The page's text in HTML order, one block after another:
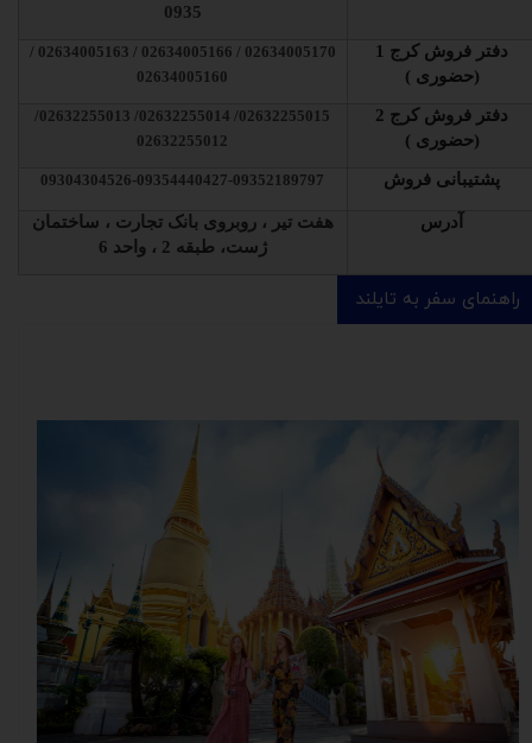
0935
دفتر فروش کرج 1
(حضوری )
02634005170 / 02634005166 / 02634005163 /
02634005160
دفتر فروش کرج 2
(حضوری )
02632255015/ 02632255014/ 02632255013/
02632255012
پشتیبانی فروش 09304304526-09354440427-09352189797
آدرس
هفت تیر ، روبروی بانک تجارت ، ساختمان
ژست، طبقه 2 ، واحد 6
راهنمای سفر به تایلند